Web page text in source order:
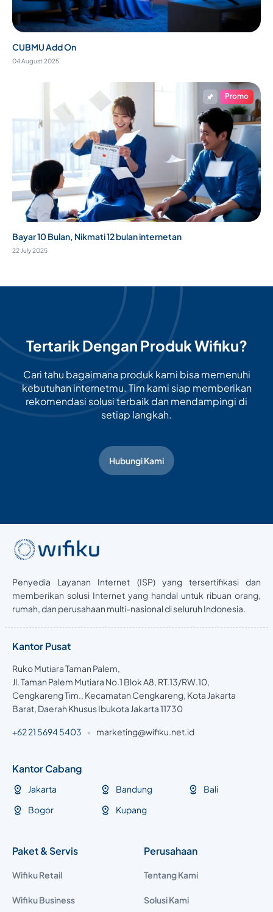
CUBMU Add On
04 August 2025
Promo
Bayar 10 Bulan, Nikmati 12 bulan internetan
22 July 2025
Tertarik Dengan Produk Wifiku?
Cari tahu bagaimana produk kami bisa memenuhi
kebutuhan internetmu. Tim kami siap memberikan
rekomendasi solusi terbaik dan mendampingi di
setiap langkah.
Hubungi Kami
Penyedia Layanan Internet (ISP) yang tersertifikasi dan
memberikan solusi Internet yang handal untuk ribuan orang,
rumah, dan perusahaan multi-nasional di seluruh Indonesia.
Kantor Pusat
Ruko Mutiara Taman Palem,
Jl. Taman Palem Mutiara No.1 Blok A8, RT.13/RW.10,
Cengkareng Tim., Kecamatan Cengkareng, Kota Jakarta
Barat, Daerah Khusus Ibukota Jakarta 11730
+62 21 5694 5403 • marketing@wifiku.net.id
Kantor Cabang
Jakarta
Bogor
Bandung
Kupang
Bali
Paket & Servis
Wifiku Retail
Wifiku Business
Perusahaan
Tentang Kami
Solusi Kami